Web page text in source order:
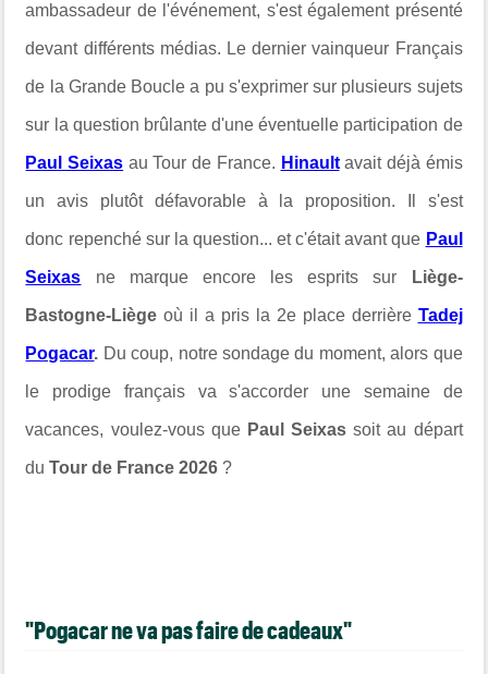
ambassadeur de l'événement, s'est également présenté
devant différents médias. Le dernier vainqueur Français
de la Grande Boucle a pu s'exprimer sur plusieurs sujets
sur la question brûlante d'une éventuelle participation de
Paul Seixas au Tour de France. Hinault avait déjà émis
un avis plutôt défavorable à la proposition. Il s'est
donc repenché sur la question... et c'était avant que Paul
Seixas ne marque encore les esprits sur Liège-
Bastogne-Liège où il a pris la 2e place derrière Tadej
Pogacar. Du coup, notre sondage du moment, alors que
le prodige français va s'accorder une semaine de
vacances, voulez-vous que Paul Seixas soit au départ
duTour de France 2026 ?
"Pogacar ne va pas faire de cadeaux"